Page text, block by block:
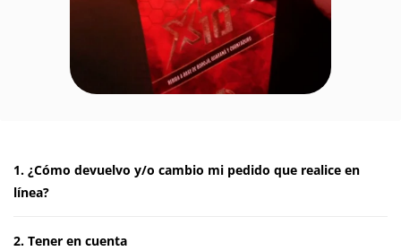
1. ¿Cómo devuelvo y/o cambio mi pedido que realice en
línea?
2. Tener en cuenta